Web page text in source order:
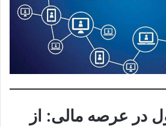
در عرصه مالی: از